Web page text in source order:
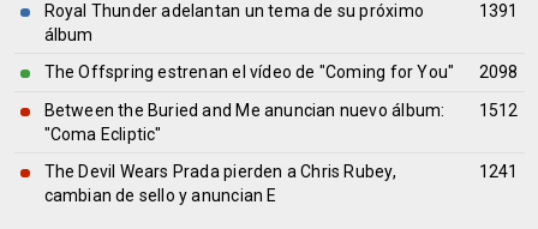
Royal Thunder adelantan un tema de su próximo
álbum
1391
The Offspring estrenan el vídeo de "Coming for You"
2098
Between the Buried and Me anuncian nuevo álbum:
"Coma Ecliptic"
1512
The Devil Wears Prada pierden a Chris Rubey,
cambian de sello y anuncian E
1241